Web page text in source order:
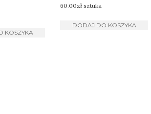
KOSZYKA
60.00zł sztuka
DODAJ DO KOSZYKA